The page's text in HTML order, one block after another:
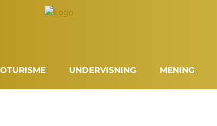
UNDERVISNING MENING